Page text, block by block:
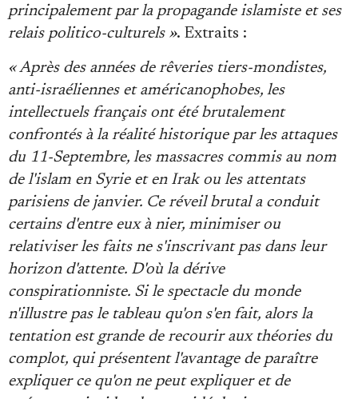
principalement par la propagande islamiste et ses
relais politico-culturels ». Extraits :
« Après des années de rêveries tiers-mondistes,
anti-israéliennes et américanophobes, les
intellectuels français ont été brutalement
confrontés à la réalité historique par les attaques
du 11-Septembre, les massacres commis au nom
de l'islam en Syrie et en Irak ou les attentats
parisiens de janvier. Ce réveil brutal a conduit
certains d'entre eux à nier, minimiser ou
relativiser les faits ne s'inscrivant pas dans leur
horizon d'attente. D'où la dérive
conspirationniste. Si le spectacle du monde
n'illustre pas le tableau qu'on s'en fait, alors la
tentation est grande de recourir aux théories du
complot, qui présentent l'avantage de paraître
expliquer ce qu'on ne peut expliquer et de